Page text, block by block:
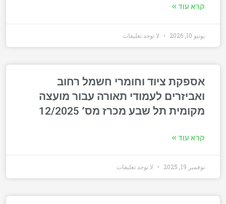
קרא עוד »
يونيو 10, 2026 لا توجد تعليقات
אספקת ציוד וחומרי חשמל רחוב
ואביזרים לעמודי תאורה עבור מועצה
מקומית תל שבע מכרז מס’ 12/2025
קרא עוד »
نوفمبر 19, 2025 لا توجد تعليقات